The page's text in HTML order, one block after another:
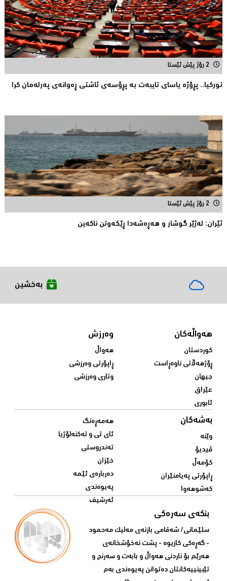
2 رۆژ پێش ئێستا
توركیا.. پڕۆژه‌ یاسای تایبه‌ت به‌ پڕۆسه‌ی ئاشتی ڕه‌وانه‌ی په‌رله‌مان كرا
2 رۆژ پێش ئێستا
ئێران: له‌ژێر گوشار و هەڕەشەدا ڕێکەوتن ناکەین
بەخشین
هەواڵەکان
کوردستان
ڕۆژهەڵاتی ناوەڕاست
جیهان
عێراق
ئابوری
وەرزش
هەواڵ
ڕاپۆرتی وەرزشی
وتاری وەرزشی
بەشەکان
وێنە
ڤیدیۆ
کۆمەڵ
ڕاپۆرتی پەیامنێران
کەشوهەوا
هەمەڕەنگ
ئای تی و تەکنەلۆژیا
تەندروستی
خێزان
دەربارەی ئێمە
پەیوەندی
ئەرشیف
بنکەی سەرەکی
سلێمانی/ شه‌قامی بازنه‌ی مه‌لیک مه‌حمود
- گه‌ڕه‌کی کازیوه‌ - پشت نه‌خۆشخانه‌ی‌
هه‌رێم بۆ ناردنی‌ هه‌واڵ و بابه‌ت و سه‌رنج و
تێبینییه‌كانتان ده‌توانن په‌یوه‌ندی‌ به‌م